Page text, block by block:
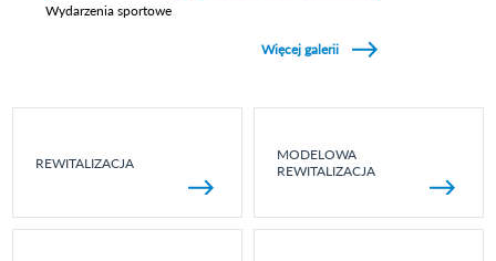
Wydarzenia sportowe
Więcej galerii
REWITALIZACJA
MODELOWA
REWITALIZACJA